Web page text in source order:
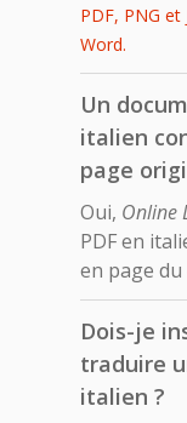
PDF, PNG et
Word.
Un
italien
page
Oui, Online
PDF en
en page
Dois-je
traduire
italien ?